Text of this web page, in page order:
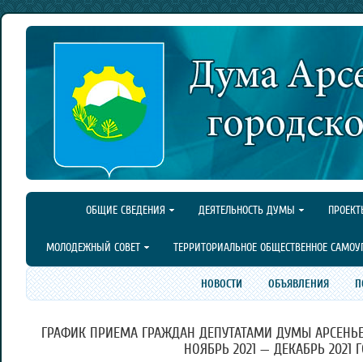
ОБЩИЕ СВЕДЕНИЯ ДЕЯТЕЛЬНОСТЬ ДУМЫ
МОЛОДЕЖНЫЙ СОВЕТ ТЕРРИТОРИАЛЬНОЕ ОБЩЕСТВЕННОЕ
НОВОСТИ ОБЪЯВЛЕНИЯ
ГРАФИК ПРИЕМА ГРАЖДАН ДЕПУТАТАМИ ДУМЫ
НОЯБРЬ 2021 — ДЕКАБРЬ 2021